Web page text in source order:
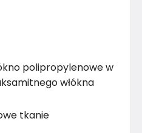
polipropylenowe w
włókna
tkanie